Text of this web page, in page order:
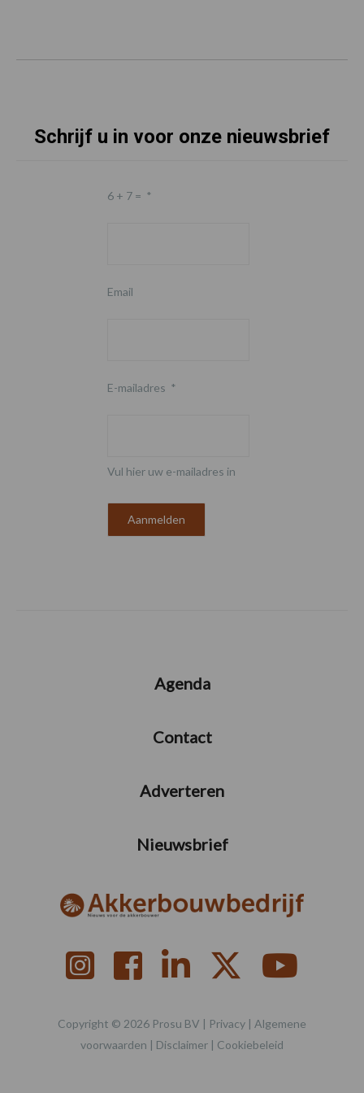
Schrijf u in voor onze nieuwsbrief
6 + 7 = *
Email
E-mailadres *
Vul hier uw e-mailadres in
Agenda
Contact
Adverteren
Nieuwsbrief
Copyright © 2026 Prosu BV | Privacy | Algemene
voorwaarden | Disclaimer | Cookiebeleid